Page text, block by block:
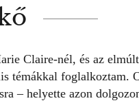
Claire-nél, és az
témákkal foglalkoztam.
– helyette azon